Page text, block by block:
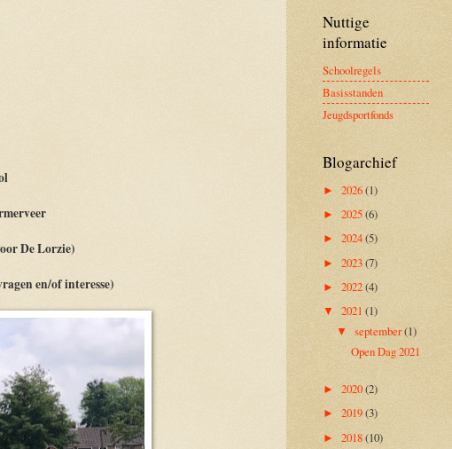
De Lorzie)
en/of interesse)
Nuttige
informatie
Schoolregels
Basisstanden
Jeugdsportfonds
Blogarchief
► 2026(1)
► 2025(6)
► 2024(5)
► 2023(7)
► 2022(4)
▼ 2021 (1)
▼september(1)
Open Dag 2021
► 2020(2)
► 2019(3)
► 2018(10)